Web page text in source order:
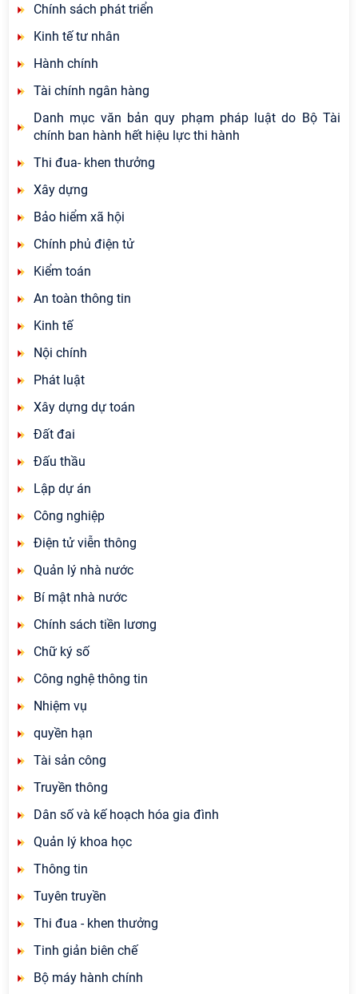
Chính sách phát triển
Kinh tế tư nhân
Hành chính
Tài chính ngân hàng
Danh mục văn bản quy phạm pháp luật do Bộ Tài
chính ban hành hết hiệu lực thi hành
Thi đua- khen thưởng
Xây dựng
Bảo hiểm xã hội
Chính phủ điện tử
Kiểm toán
An toàn thông tin
Kinh tế
Nội chính
Phát luật
Xây dựng dự toán
Đất đai
Đấu thầu
Lập dự án
Công nghiệp
Điện tử viễn thông
Quản lý nhà nước
Bí mật nhà nước
Chính sách tiền lương
Chữ ký số
Công nghệ thông tin
Nhiệm vụ
quyền hạn
Tài sản công
Truyền thông
Dân số và kế hoạch hóa gia đình
Quản lý khoa học
Thông tin
Tuyên truyền
Thi đua - khen thưởng
Tinh giản biên chế
Bộ máy hành chính